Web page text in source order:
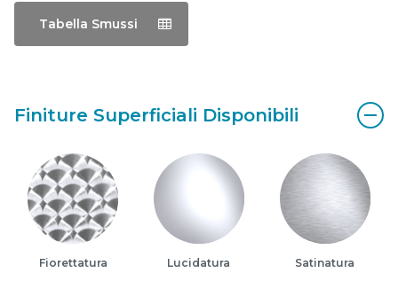
Tabella Smussi
Finiture Superficiali Disponibili
Fiorettatura Lucidatura Satinatura